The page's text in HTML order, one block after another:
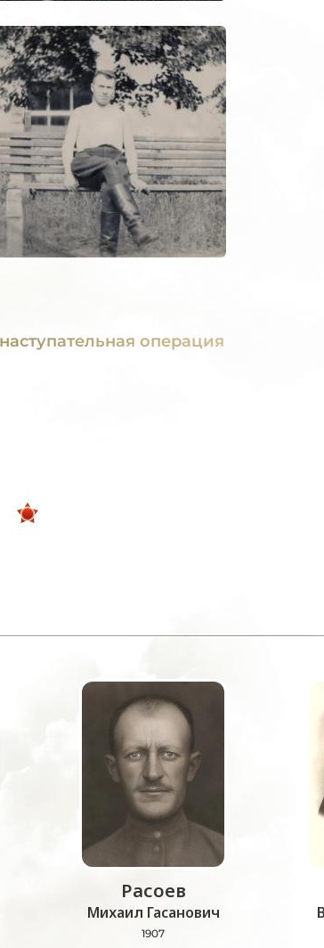
операция
Расоев
Михаил Гасанович
1907